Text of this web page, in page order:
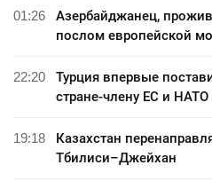
01:26
Азербайджанец,
послом европейской
22:20
Турция впервые
стране-члену ЕС и НАТО
19:18
Казахстан
Тбилиси–Джейхан